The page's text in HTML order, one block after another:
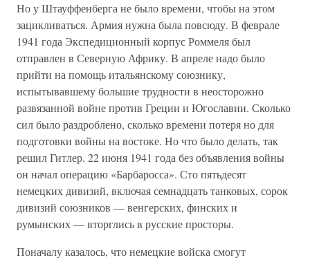
Но у Штауффенберга не было времени, чтобы на этом
зацикливаться. Армия нужна была повсюду. В феврале
1941 года Экспедиционный корпус Роммеля был
отправлен в Северную Африку. В апреле надо было
прийти на помощь итальянскому союзнику,
испытывавшему большие трудности в неосторожно
развязанной войне против Греции и Югославии. Сколько
сил было раздроблено, сколько времени потеря но для
подготовки войны на востоке. Но что было делать, так
решил Гитлер. 22 июня 1941 года без объявления войны
он начал операцию «Барбаросса». Сто пятьдесят
немецких дивизий, включая семнадцать танковых, сорок
дивизий союзников — венгерских, финских и
румынских — вторглись в русские просторы.
Поначалу казалось, что немецкие войска смогут